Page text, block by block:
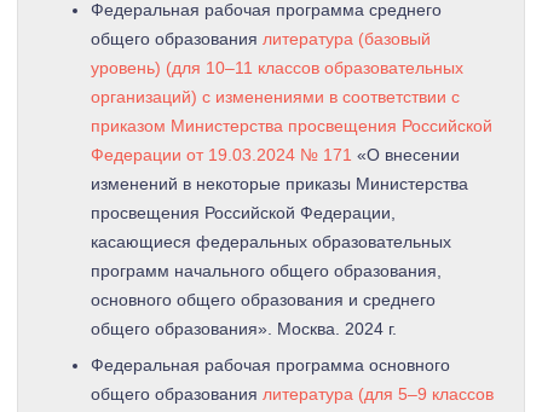
Федеральная рабочая программа среднего
общего образования литература (базовый
уровень) (для 10–11 классов образовательных
организаций) с изменениями в соответствии с
приказом Министерства просвещения Российской
Федерации от 19.03.2024 № 171 «О внесении
изменений в некоторые приказы Министерства
просвещения Российской Федерации,
касающиеся федеральных образовательных
программ начального общего образования,
основного общего образования и среднего
общего образования». Москва. 2024 г.
Федеральная рабочая программа основного
общего образования литература (для 5–9 классов